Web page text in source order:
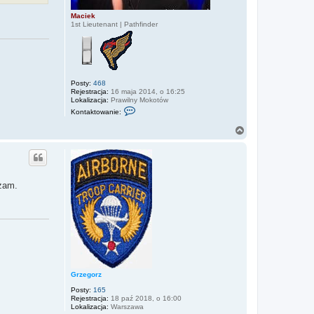
Maciek
1st Lieutenant | Pathfinder
Posty: 468
Rejestracja: 16 maja 2014, o 16:25
Lokalizacja: Prawilny Mokotów
Kontaktowanie:
t
k
t
u
j
s
i
ę
z
M
a
c
Grzegorz
Posty: 165
Rejestracja: 18 paź 2018, o 16:00
Lokalizacja: Warszawa